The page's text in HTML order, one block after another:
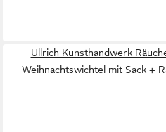
Ullrich Kunsthandwerk
Weihnachtswichtel mit Sack +